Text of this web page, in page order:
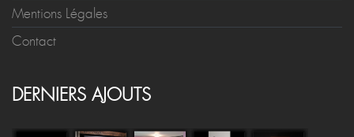
Mentions Légales
Contact
DERNIERS AJOUTS